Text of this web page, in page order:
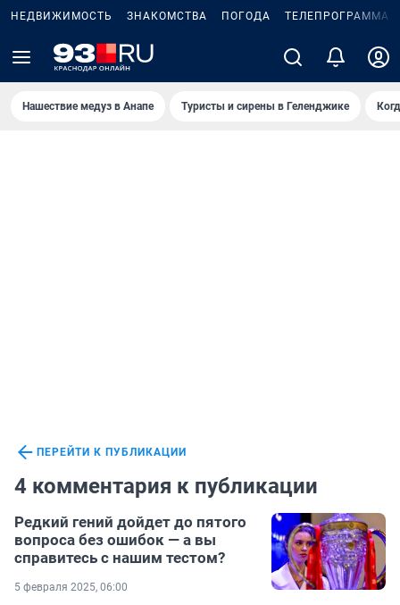
НЕДВИЖИМОСТЬ ЗНАКОМСТВА ПОГОДА ТЕЛЕПРОГРАММА
Нашествие медуз в Анапе Туристы и сирены в Геленджике
ПЕРЕЙТИ К ПУБЛИКАЦИИ
4 комментария к публикации
Редкий гений дойдет до пятого
вопроса без ошибок — а вы
справитесь с нашим тестом?
5 февраля 2025, 06:00